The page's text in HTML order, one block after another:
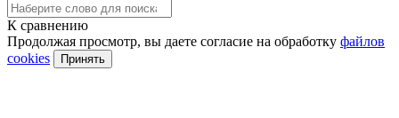
К сравнению
Продолжая просмотр, вы даете согласие на обработку файлов
cookies
Принять